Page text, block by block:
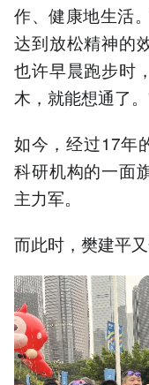
作、健康地生活
达到放松精神的
也许早晨跑步时
木，就能想通了。
如今，经过17年
科研机构的一面
主力军。
而此时，樊建平又